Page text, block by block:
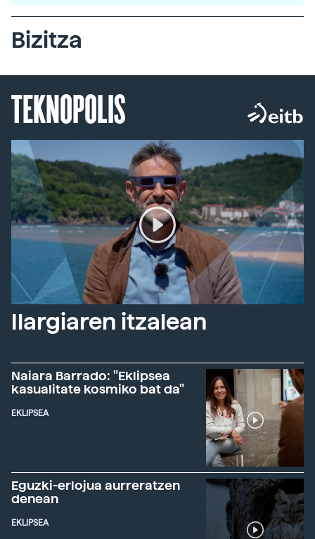
Bizitza
TEKNOPOLIS
Ilargiaren itzalean
Naiara Barrado: "Eklipsea
kasualitate kosmiko bat da"
EKLIPSEA
Eguzki-erlojua aurreratzen
denean
EKLIPSEA